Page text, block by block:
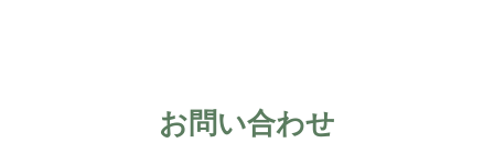
お問い合わせ